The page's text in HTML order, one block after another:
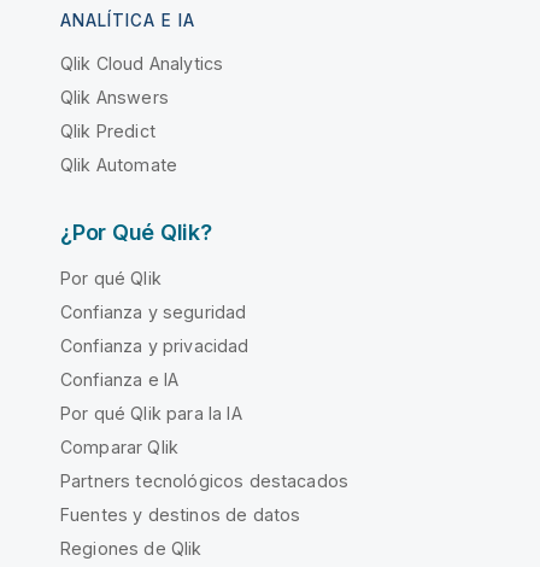
ANALÍTICA E IA
Qlik Cloud Analytics
Qlik Answers
Qlik Predict
Qlik Automate
¿Por Qué Qlik?
Por qué Qlik
Confianza y seguridad
Confianza y privacidad
Confianza e IA
Por qué Qlik para la IA
Comparar Qlik
Partners tecnológicos destacados
Fuentes y destinos de datos
Regiones de Qlik